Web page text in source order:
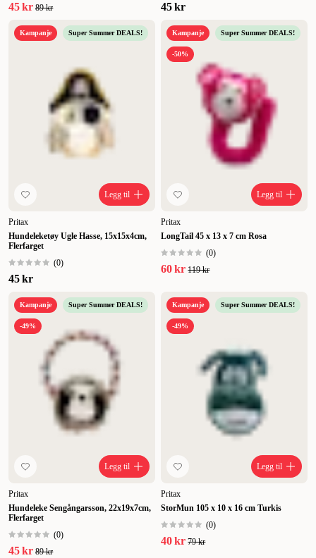
45 kr 89 kr 45 kr
Kampanje Super Summer DEALS!
Legg til
Pritax
Hundeleketøy Ugle Hasse, 15x15x4cm,
Flerfarget
(0)
45 kr
Kampanje Super Summer DEALS!
-50%
Legg til
Pritax
LongTail 45 x 13 x 7 cm Rosa
(0)
60 kr 119 kr
Kampanje Super Summer DEALS!
-49%
Legg til
Pritax
Hundeleke Sengångarsson, 22x19x7cm,
Flerfarget
(0)
45 kr 89 kr
Kampanje Super Summer DEALS!
-49%
Legg til
Pritax
StorMun 105 x 10 x 16 cm Turkis
(0)
40 kr 79 kr